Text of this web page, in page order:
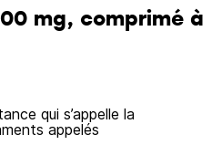
mg, comprimé à
qui s’appelle la
appelés